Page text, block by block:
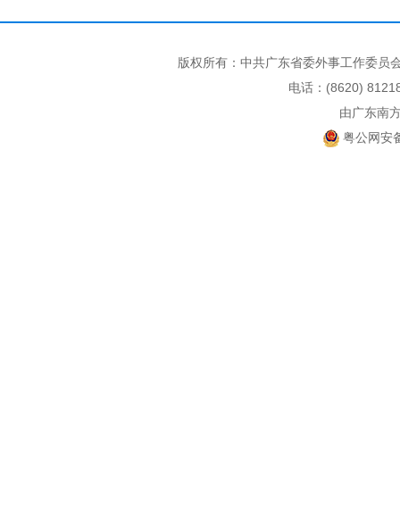
版权所有：中共广东省委外事工作委
电话：(8620)
由广东南
粤公网安